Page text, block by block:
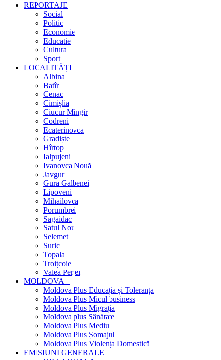
REPORTAJE
Social
Politic
Economie
Educatie
Cultura
Sport
LOCALITĂȚI
Albina
Batîr
Cenac
Cimișlia
Ciucur Mingir
Codreni
Ecaterinovca
Gradiște
Hîrtop
Ialpujeni
Ivanovca Nouă
Javgur
Gura Galbenei
Lipoveni
Mihailovca
Porumbrei
Sagaidac
Satul Nou
Selemet
Suric
Topala
Troițcoie
Valea Perjei
MOLDOVA +
Moldova Plus Educația și Toleranța
Moldova Plus Micul business
Moldova Plus Migrația
Moldova plus Sănătate
Moldova Plus Mediu
Moldova Plus Șomajul
Moldova Plus Violența Domestică
EMISIUNI GENERALE